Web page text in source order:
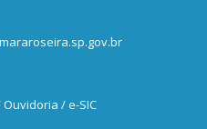
/ e-SIC